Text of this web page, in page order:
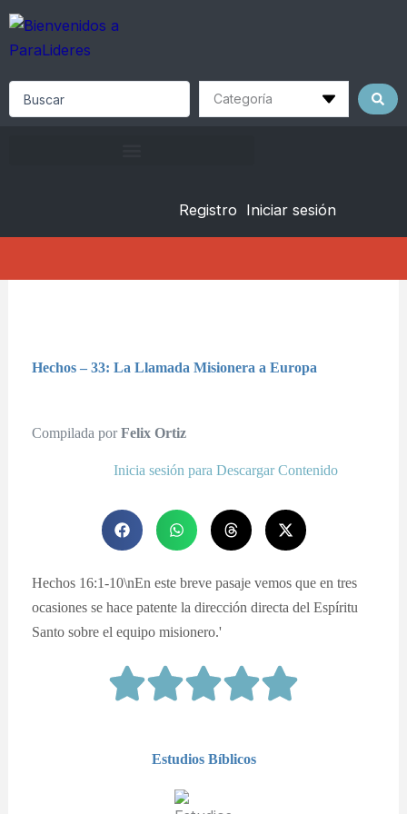
Skip
content
Registro Iniciar sesión
Hechos – 33: La Llamada Misionera a Europa
Compilada porFelix Ortiz
Inicia sesión para Descargar Contenido
Hechos 16:1-10\nEn este breve pasaje vemos que en tres
ocasiones se hace patente la dirección directa del Espíritu
Santo sobre el equipo misionero.'
Estudios Bíblicos